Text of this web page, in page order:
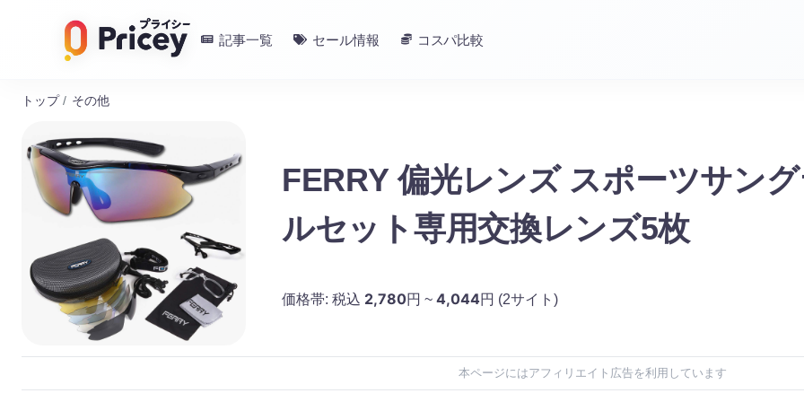
記事一覧 セール情報 コスパ比較
トップ / その他
FERRY 偏光レンズ スポーツサン
ルセット専用交換レンズ5枚
価格帯: 税込 2,780円 ~ 4,044円 (2サイト)
本ページにはアフィリエイト広告を利用しています